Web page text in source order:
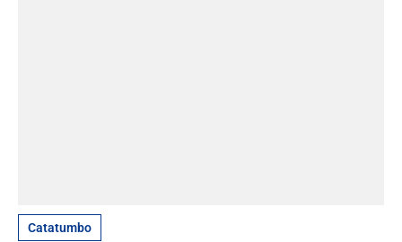
Catatumbo